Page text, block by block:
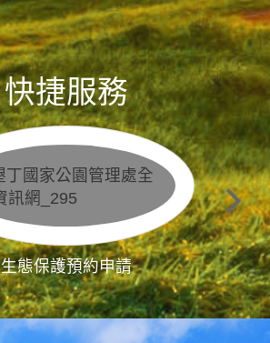
快捷服務
生態保護預約申請